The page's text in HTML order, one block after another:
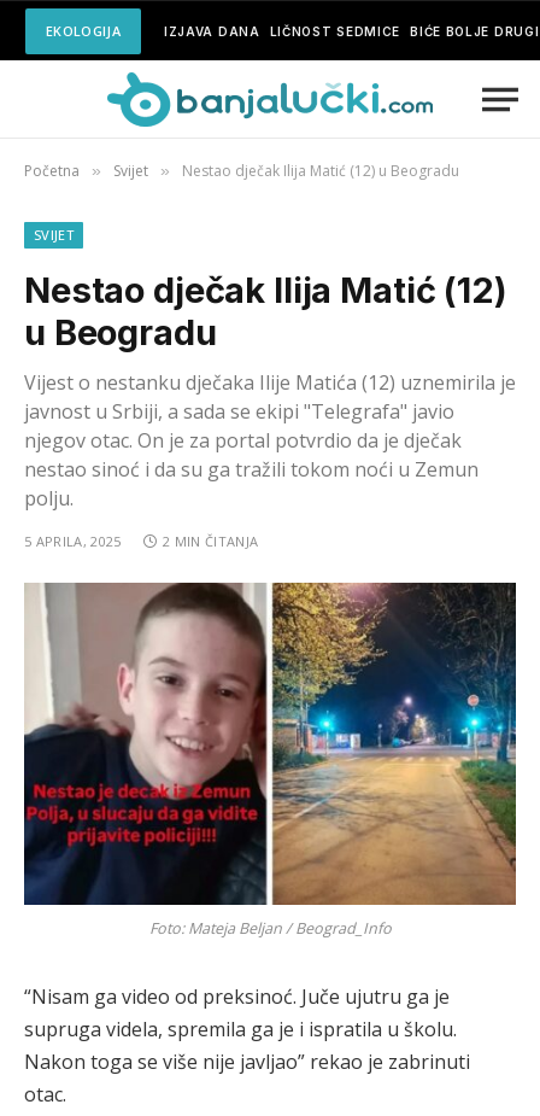
EKOLOGIJA IZJAVA DANA LIČNOST SEDMICE BIĆE BOLJE
Početna » Svijet » Nestao dječak Ilija Matić (12) u Beogradu
SVIJET
Nestao dječak Ilija Matić (12)
u Beogradu
Vijest o nestanku dječaka Ilije Matića (12) uznemirila je
javnost u Srbiji, a sada se ekipi "Telegrafa" javio
njegov otac. On je za portal potvrdio da je dječak
nestao sinoć i da su ga tražili tokom noći u Zemun
polju.
5 APRILA, 2025 2 MIN ČITANJA
Foto: Mateja Beljan / Beograd_Info
“Nisam ga video od preksinoć. Juče ujutru ga je
supruga videla, spremila ga je i ispratila u školu.
Nakon toga se više nije javljao” rekao je zabrinuti
otac.